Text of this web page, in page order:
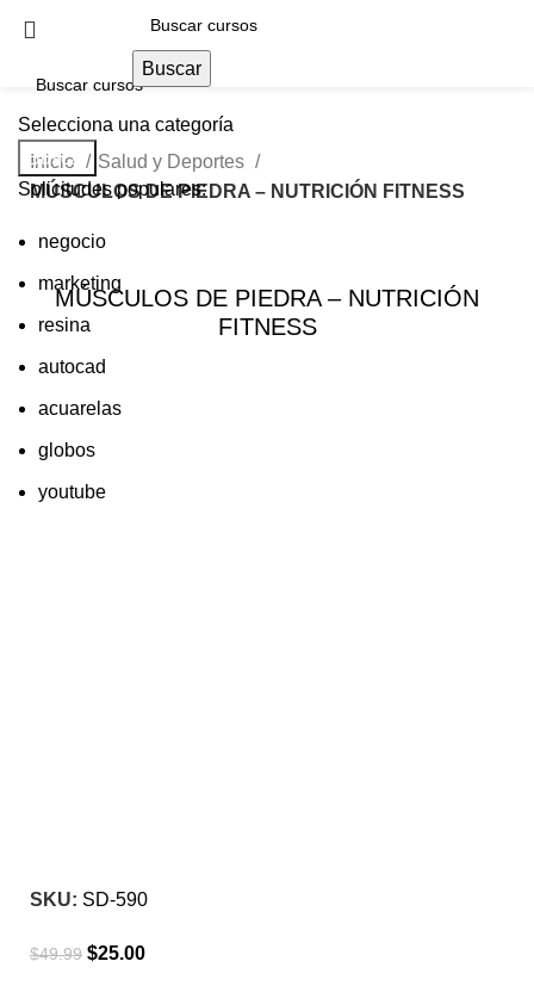
Buscar
Inicio
Salud y Deportes
MÚSCULOS DE PIEDRA – NUTRICIÓN FITNESS
MÚSCULOS DE PIEDRA – NUTRICIÓN
FITNESS
SKU: SD-590
$49.99 $25.00
Selecciona una categoría
Buscar
Solicitudes populares:
negocio
marketing
resina
autocad
acuarelas
globos
youtube